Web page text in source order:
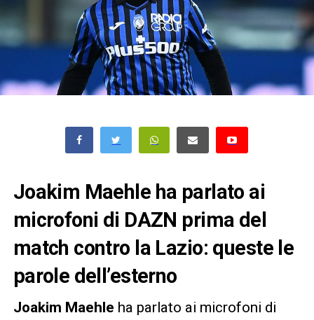
Joakim Maehle ha parlato ai
microfoni di DAZN prima del
match contro la Lazio: queste le
parole dell’esterno
Joakim Maehle ha parlato ai microfoni di